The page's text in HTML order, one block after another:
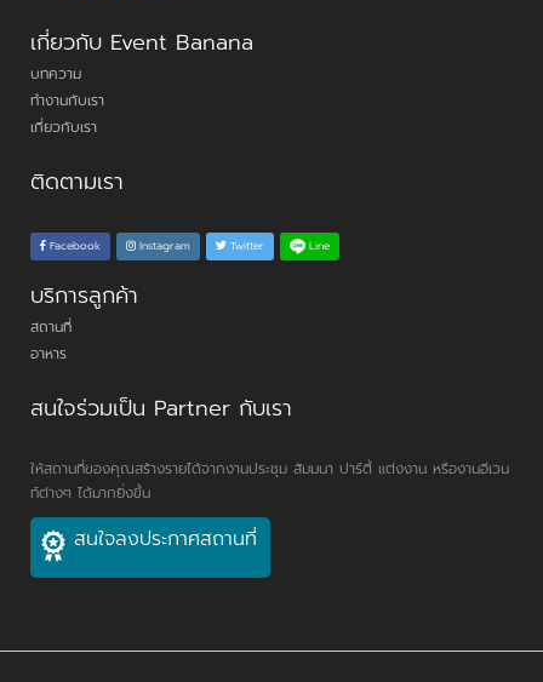
เกี่ยวกับ Event Banana
บทความ
ทำงานกับเรา
เกี่ยวกับเรา
ติดตามเรา
Facebook Instagram Twitter Line
บริการลูกค้า
สถานที่
อาหาร
สนใจร่วมเป็น Partner กับเรา
ให้สถานที่ของคุณสร้างรายได้จากงานประชุม สัมมนา ปาร์ตี้ แต่งงาน หรืองานอีเวน
ท์ต่างๆ ได้มากยิ่งขึ้น
สนใจลงประกาศสถานที่